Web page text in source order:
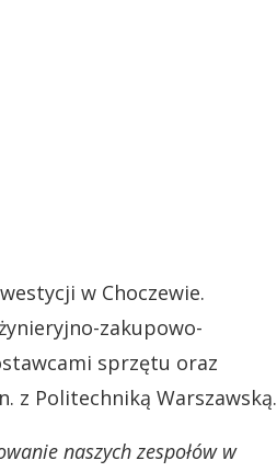
w Choczewie.
zakupowo-
sprzętu oraz
z Politechniką Warszawską.
naszych zespołów w